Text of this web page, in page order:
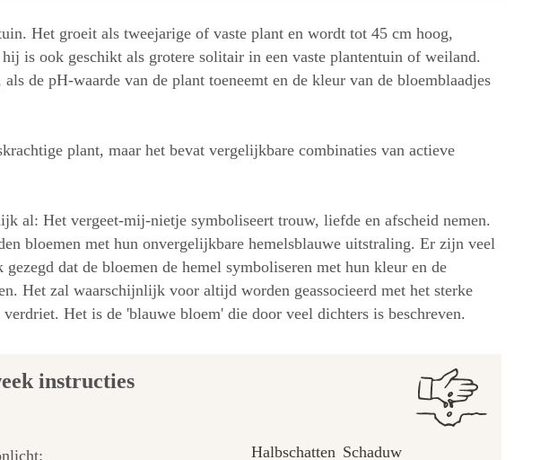
Het groeit als tweejarige of vaste plant en wordt tot 45 cm hoog,
is ook geschikt als grotere solitair in een vaste plantentuin of weiland.
de pH-waarde van de plant toeneemt en de kleur van de bloemblaadjes
plant, maar het bevat vergelijkbare combinaties van actieve
al: Het vergeet-mij-nietje symboliseert trouw, liefde en afscheid nemen.
bloemen met hun onvergelijkbare hemelsblauwe uitstraling. Er zijn veel
dat de bloemen de hemel symboliseren met hun kleur en de
Het zal waarschijnlijk voor altijd worden geassocieerd met het sterke
Het is de 'blauwe bloem' die door veel dichters is beschreven.
instructies
Halbschatten Schaduw